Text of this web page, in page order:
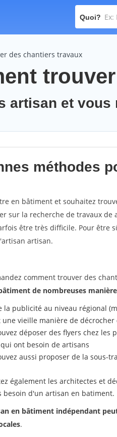
Quoi?
des chantiers travaux
artisan et
méthodes
en bâtiment et souhaitez
sur la recherche de travaux
être très difficile. Pour être
artisan.
comment trouver des
de nombreuses
la publicité au niveau régional
une vieille manière de
déposer des flyers chez
ont besoin de artisans
aussi proposer de la sous-
également les architectes et
besoin d'un artisan en batiment.
en bâtiment indépendant
.